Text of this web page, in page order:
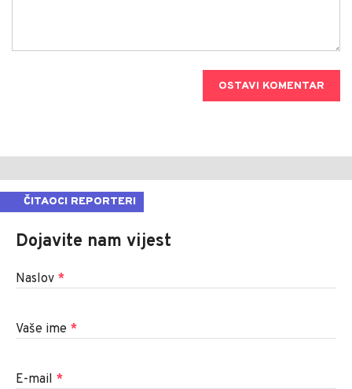
OSTAVI KOMENTAR
ČITAOCI REPORTERI
Dojavite nam vijest
Naslov *
Vaše ime *
E-mail *